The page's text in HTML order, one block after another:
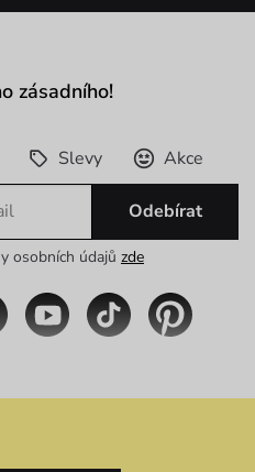
zásadního!
Slevy Akce
Odebírat
osobních údajů zde